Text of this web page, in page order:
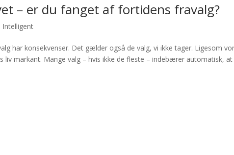
– er du fanget af fortidens fravalg?
Intelligent
har konsekvenser. Det gælder også de valg, vi ikke tager. Ligesom
liv markant. Mange valg – hvis ikke de fleste – indebærer automatisk,